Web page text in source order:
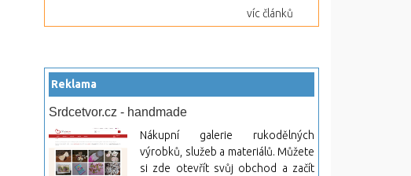
víc článků
Reklama
Srdcetvor.cz - handmade
Nákupní galerie rukodělných
výrobků, služeb a materiálů. Můžete
si zde otevřít svůj obchod a začít